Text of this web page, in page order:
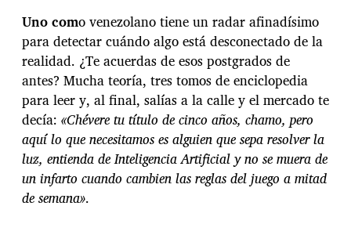
e
l
a
e
n
t
r
a
d
a
l
f
i
n
d
e
l
o
s
t
í
t
Uno como venezolano tiene un radar afinadísimo
para detectar cuándo algo está desconectado de la
realidad. ¿Te acuerdas de esos postgrados de
antes? Mucha teoría, tres tomos de enciclopedia
para leer y, al final, salías a la calle y el mercado te
decía: «Chévere tu título de cinco años, chamo, pero
aquí lo que necesitamos es alguien que sepa resolver la
luz, entienda de Inteligencia Artificial y no se muera de
un infarto cuando cambien las reglas del juego a mitad
de semana».